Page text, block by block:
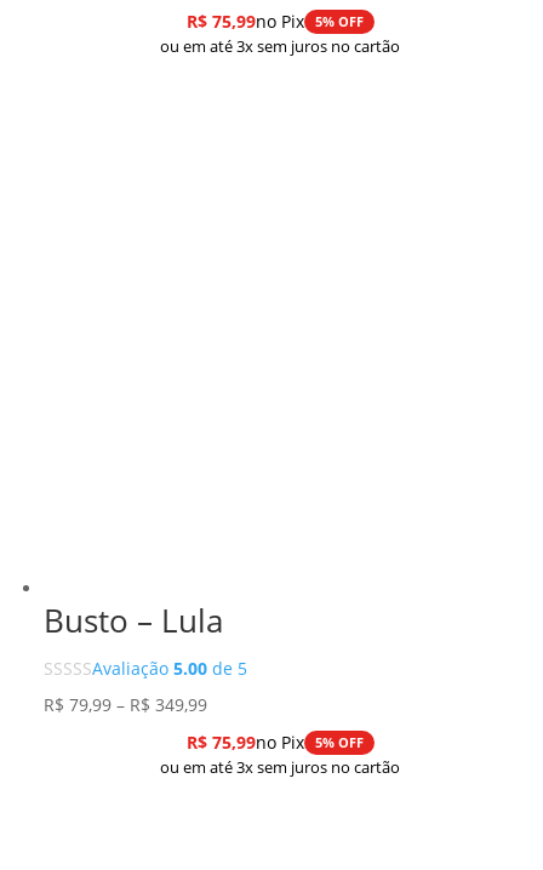
de
preço:
R$75,99no Pix 5% OFF
ou em até 3x sem juros no cartão
Busto – Lula
Avaliação5.00 de 5
R$ 79,99 – R$ 349,99Faixa
de
preço:
R$75,99no Pix 5% OFF
ou em até 3x sem juros no cartão